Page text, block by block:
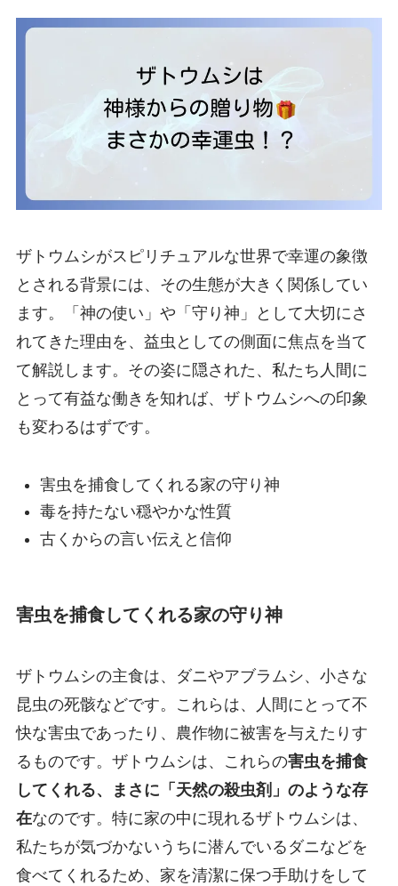
ザトウムシがスピリチュアルな世界で幸運の象徴
とされる背景には、その生態が大きく関係してい
ます。「神の使い」や「守り神」として大切にさ
れてきた理由を、益虫としての側面に焦点を当て
て解説します。その姿に隠された、私たち人間に
とって有益な働きを知れば、ザトウムシへの印象
も変わるはずです。
害虫を捕食してくれる家の守り神
毒を持たない穏やかな性質
古くからの言い伝えと信仰
害虫を捕食してくれる家の守り神
ザトウムシの主食は、ダニやアブラムシ、小さな
昆虫の死骸などです。これらは、人間にとって不
快な害虫であったり、農作物に被害を与えたりす
るものです。ザトウムシは、これらの害虫を捕食
してくれる、まさに「天然の殺虫剤」のような存
在なのです。特に家の中に現れるザトウムシは、
私たちが気づかないうちに潜んでいるダニなどを
食べてくれるため、家を清潔に保つ手助けをして